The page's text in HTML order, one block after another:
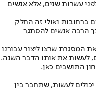
לפני עשרות שנים, אלא אנשים
ברחובות ואולי זה החלק
הרבה אנשים להסתגר
המסגרת שרצו ליצור עבורנו
לעשות את אותו הדבר השנה.
התושבים כאן.
יכולים לעשות, שתחבר בין